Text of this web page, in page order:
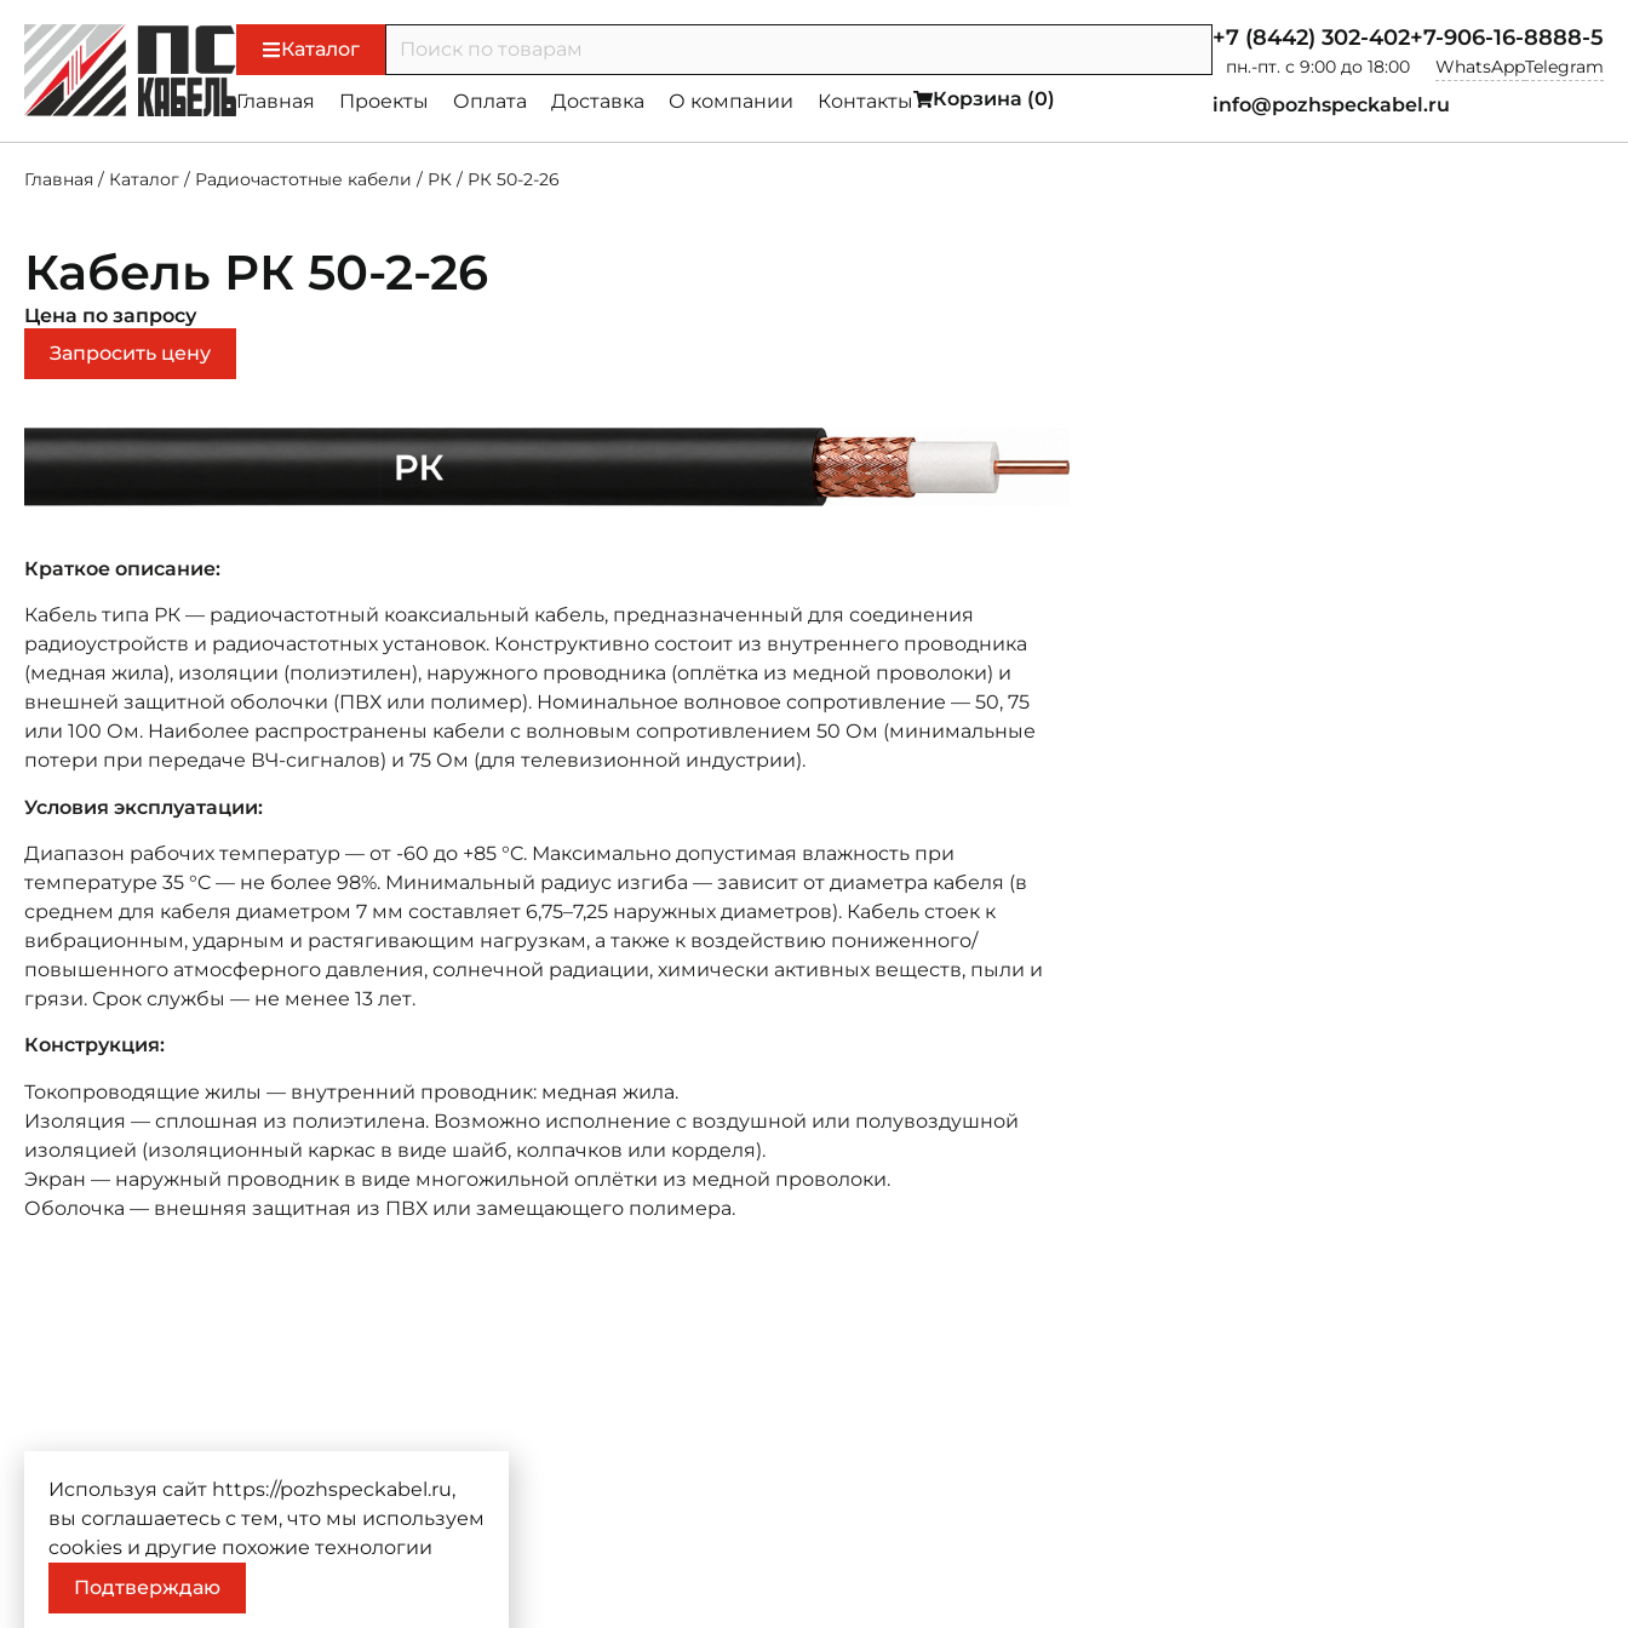
Каталог
Главная Проекты Оплата Доставка О компании Контакты Корзина (0)
+7 (8442) 302-402
пн.-пт. с 9:00 до 18:00
+7-906-16-8888-5
WhatsAppTelegram
info@pozhspeckabel.ru
Главная / Каталог / Радиочастотные кабели / РК / РК 50-2-26
Кабель РК 50-2-26
Цена по запросу
Запросить цену
Краткое описание:
Кабель типа РК — радиочастотный коаксиальный кабель, предназначенный для соединения
радиоустройств и радиочастотных установок. Конструктивно состоит из внутреннего проводника
(медная жила), изоляции (полиэтилен), наружного проводника (оплётка из медной проволоки) и
внешней защитной оболочки (ПВХ или полимер). Номинальное волновое сопротивление — 50, 75
или 100 Ом. Наиболее распространены кабели с волновым сопротивлением 50 Ом (минимальные
потери при передаче ВЧ-сигналов) и 75 Ом (для телевизионной индустрии).
Условия эксплуатации:
Диапазон рабочих температур — от -60 до +85 °C. Максимально допустимая влажность при
температуре 35 °C — не более 98%. Минимальный радиус изгиба — зависит от диаметра кабеля (в
среднем для кабеля диаметром 7 мм составляет 6,75–7,25 наружных диаметров). Кабель стоек к
вибрационным, ударным и растягивающим нагрузкам, а также к воздействию пониженного/
повышенного атмосферного давления, солнечной радиации, химически активных веществ, пыли и
грязи. Срок службы — не менее 13 лет.
Конструкция:
Токопроводящие жилы — внутренний проводник: медная жила.
Изоляция — сплошная из полиэтилена. Возможно исполнение с воздушной или полувоздушной
изоляцией (изоляционный каркас в виде шайб, колпачков или корделя).
Экран — наружный проводник в виде многожильной оплётки из медной проволоки.
Оболочка — внешняя защитная из ПВХ или замещающего полимера.
Используя сайт https://pozhspeckabel.ru,
вы соглашаетесь с тем, что мы используем
cookies и другие похожие технологии
Подтверждаю